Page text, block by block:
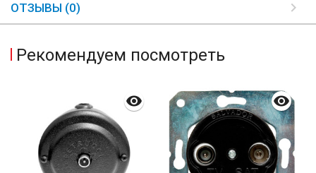
ОТЗЫВЫ (0)
Рекомендуем посмотреть